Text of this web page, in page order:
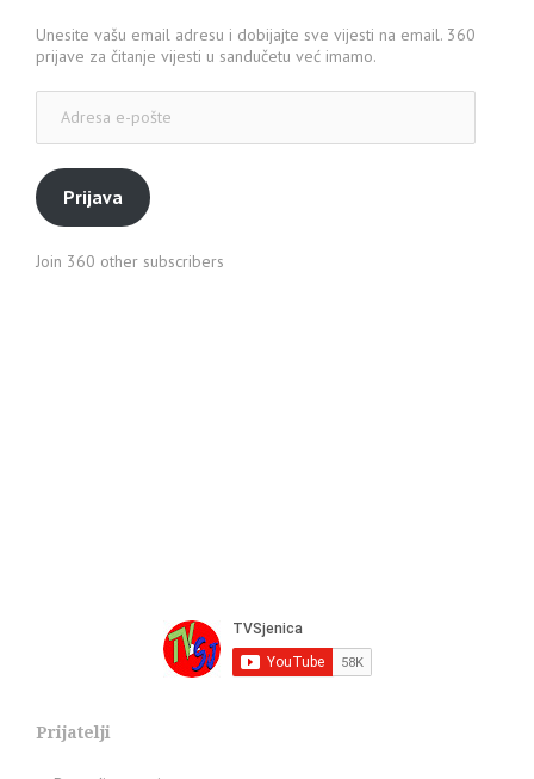
Unesite vašu email adresu i dobijajte sve vijesti na email. 360
prijave za čitanje vijesti u sandučetu već imamo.
pošte
Prijava
Join 360 other subscribers
Prijatelji